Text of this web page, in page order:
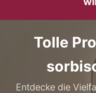
Tolle
Entdecke die